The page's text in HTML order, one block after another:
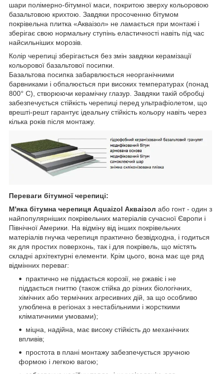
шари полімерно-бітумної маси, покритою зверху кольоровою
базальтовою крихтою. Завдяки просоченню бітумом
покрівельна плитка «Акваізол» не ламається при монтажі і
зберігає свою нормальну ступінь еластичності навіть під час
найсильніших морозів.
Колір черепиці зберігається без змін завдяки керамізації
кольорової базальтової посипки.
Базальтова посипка забарвлюється неорганічними
барвниками і обпалюється при високих температурах (понад
800° C), створюючи керамічну глазур. Завдяки такій обробці
забезпечується стійкість черепиці перед ультрафіолетом, що
врешті-решт гарантує ідеальну стійкість кольору навіть через
кілька років після монтажу.
Переваги бітумної черепиці:
М'яка бітумна черепиця Aquaizol Акваізол або гонт - один з
найпопулярніших покрівельних матеріалів сучасної Європи і
Північної Америки. На відміну від інших покрівельних
матеріалів гнучка черепиця практично безвідходна, і годиться
як для простих поверхонь, так і для покрівель, що містять
складні архітектурні елементи. Крім цього, вона має ще ряд
відмінних переваг:
практично не піддається корозії, не ржавіє і не
піддається гниттю (також стійка до різних біологічних,
хімічних або термічних агресивних дій, за що особливо
улюблена в регіонах з нестабільними і жорсткими
кліматичними умовами);
міцна, надійна, має високу стійкість до механічних
впливів;
простота в плані монтажу забезпечується зручною
формою і легкою вагою;